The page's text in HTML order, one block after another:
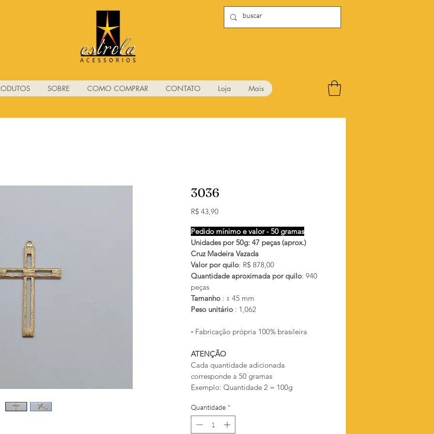
SOBRE COMO COMPRAR CONTATO Loja Mais
3036
R$ 43,90Preço
Pedido mínimo e valor - 50 gramas
Unidades por 50g: 47 peças (aprox.)
Cruz Madeira Vazada
Valor por quilo: R$ 878,00
Quantidade aproximada por quilo: 940
peças
Tamanho : ↕ 45 mm
Peso unitário : 1,062
◦ Fabricação própria 100% brasileira
ATENÇÃO
Cada quantidade adicionada
corresponde a 50 gramas
Exemplo: Quantidade 2 = 100g
Quantidade *